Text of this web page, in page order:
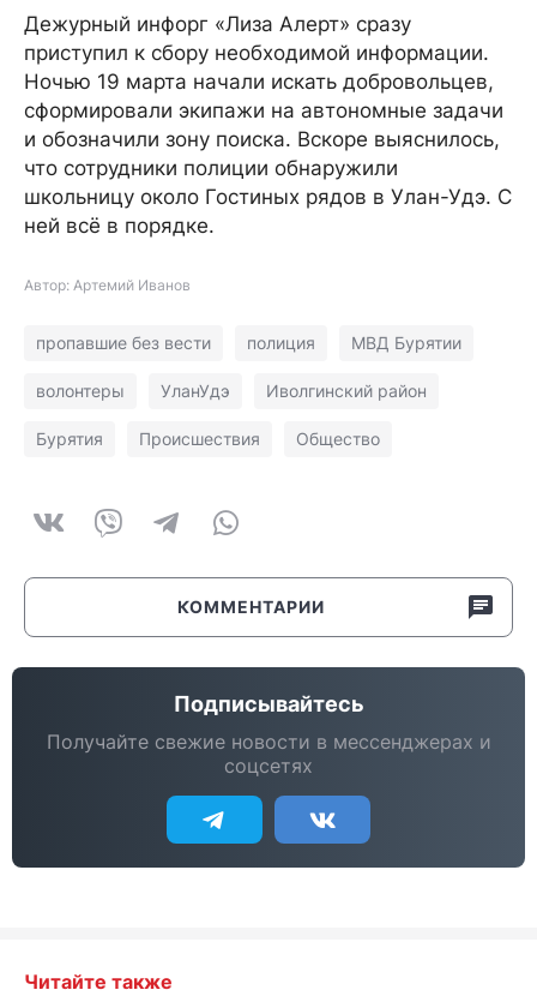
Дежурный инфорг «Лиза Алерт» сразу
приступил к сбору необходимой информации.
Ночью 19 марта начали искать добровольцев,
сформировали экипажи на автономные задачи
и обозначили зону поиска. Вскоре выяснилось,
что сотрудники полиции обнаружили
школьницу около Гостиных рядов в Улан-Удэ. С
ней всё в порядке.
Автор: Артемий Иванов
пропавшие без вести полиция МВД Бурятии
волонтеры УланУдэ Иволгинский район
Бурятия Происшествия Общество
КОММЕНТАРИИ
Подписывайтесь
Получайте свежие новости в мессенджерах и
соцсетях
Читайте также